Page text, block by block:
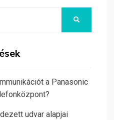
a Panasonic
udvar alapjai